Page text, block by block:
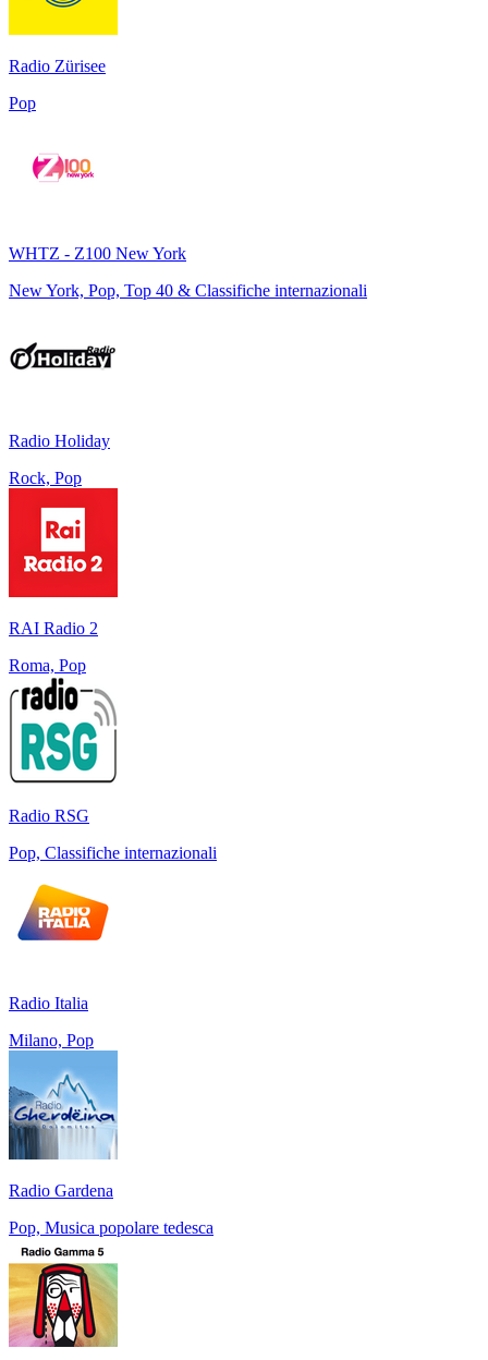
Radio Zürisee
Pop
WHTZ - Z100 New York
New York, Pop, Top 40 & Classifiche internazionali
Radio Holiday
Rock, Pop
RAI Radio 2
Roma, Pop
Radio RSG
Pop, Classifiche internazionali
Radio Italia
Milano, Pop
Radio Gardena
Pop, Musica popolare tedesca